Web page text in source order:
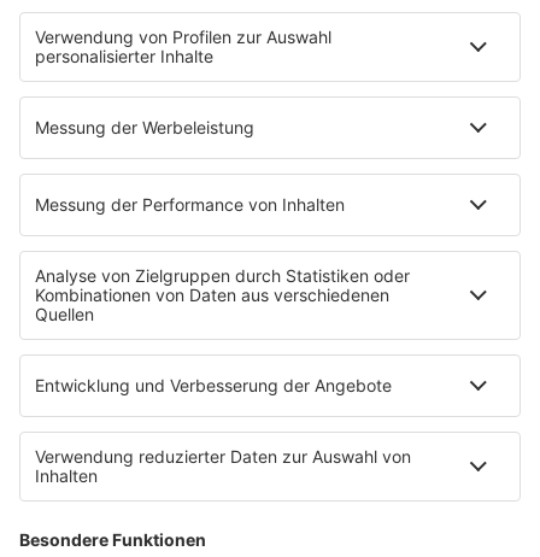
Fitness mit M.A.R.K
Glück in Worten
Todesursache
Niemand muss ein Promi sein
PROGRAMM
Mit den Waffeln einer Frau
SERVICE
Empfang
barba radio App
Impressum
Datenschutz Facebook & Instagram
Datenschutzeinstellungen
Clubbedingungen
Werbung schalten